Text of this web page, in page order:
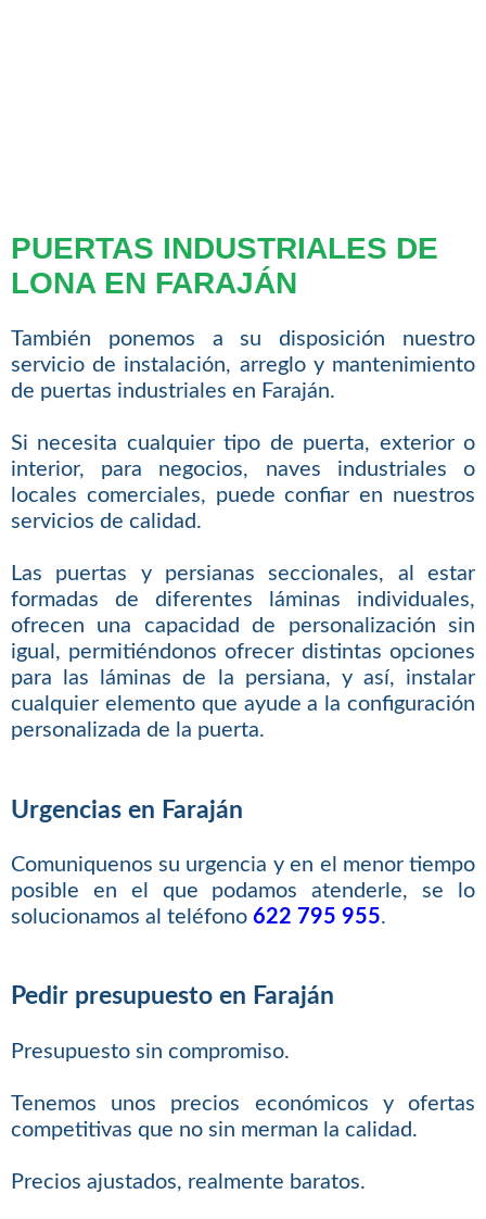
PUERTAS INDUSTRIALES DE
LONA EN FARAJÁN
También ponemos a su disposición nuestro
servicio de instalación, arreglo y mantenimiento
de puertas industriales en Faraján.
Si necesita cualquier tipo de puerta, exterior o
interior, para negocios, naves industriales o
locales comerciales, puede confiar en nuestros
servicios de calidad.
Las puertas y persianas seccionales, al estar
formadas de diferentes láminas individuales,
ofrecen una capacidad de personalización sin
igual, permitiéndonos ofrecer distintas opciones
para las láminas de la persiana, y así, instalar
cualquier elemento que ayude a la configuración
personalizada de la puerta.
Urgencias en Faraján
Comuniquenos su urgencia y en el menor tiempo
posible en el que podamos atenderle, se lo
solucionamos al teléfono 622 795 955.
Pedir presupuesto en Faraján
Presupuesto sin compromiso.
Tenemos unos precios económicos y ofertas
competitivas que no sin merman la calidad.
Precios ajustados, realmente baratos.